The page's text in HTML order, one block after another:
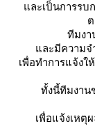
ละเป็นการรบก
ทีมงา
ละมีความจำ
เพื่อทำการแจ้งใ
ทั้งนี้ทีมงาน
เพื่อแจ้งเหตุ